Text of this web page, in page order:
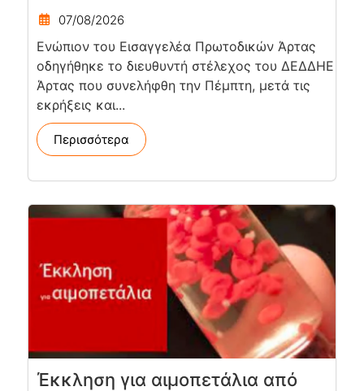
07/08/2026
Ενώπιον του Εισαγγελέα Πρωτοδικών Άρτας
οδηγήθηκε το διευθυντή στέλεχος του ΔΕΔΔΗΕ
Άρτας που συνελήφθη την Πέμπτη, μετά τις
εκρήξεις και...
Περισσότερα
Έκκληση για αιμοπετάλια από